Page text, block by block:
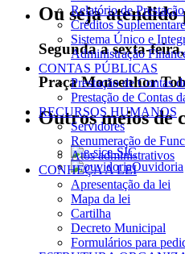
Ou seja atendido
Segunda a sexta-
Praça Monsenhor
Outros meios de
e-SIC
Ouvidoria
Relatório de
Créditos
Sistema Único e
Administração
CONTAS PÚBLICAS
Prestação de Contas
Prestação de Contas
RECURSOS HUMANOS
Servidores
Renumeração de
Atos administrativos
CONHEÇA A LEI
Apresentação da lei
Mapa da lei
Cartilha
Decreto Municipal
Formulários para